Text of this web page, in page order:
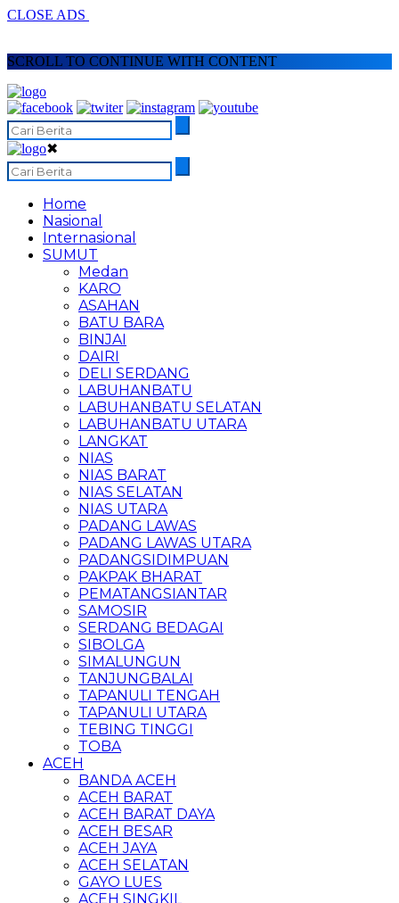
CLOSE ADS
SCROLL TO CONTINUE WITH CONTENT
✖
Home
Nasional
Internasional
SUMUT
Medan
KARO
ASAHAN
BATU BARA
BINJAI
DAIRI
DELI SERDANG
LABUHANBATU
LABUHANBATU SELATAN
LABUHANBATU UTARA
LANGKAT
NIAS
NIAS BARAT
NIAS SELATAN
NIAS UTARA
PADANG LAWAS
PADANG LAWAS UTARA
PADANGSIDIMPUAN
PAKPAK BHARAT
PEMATANGSIANTAR
SAMOSIR
SERDANG BEDAGAI
SIBOLGA
SIMALUNGUN
TANJUNGBALAI
TAPANULI TENGAH
TAPANULI UTARA
TEBING TINGGI
TOBA
ACEH
BANDA ACEH
ACEH BARAT
ACEH BARAT DAYA
ACEH BESAR
ACEH JAYA
ACEH SELATAN
GAYO LUES
ACEH SINGKIL